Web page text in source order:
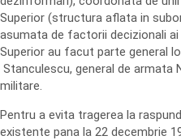
Superior (structura aflata in
asumata de factorii decizionali ai
Superior au facut parte general
Stanculescu, general de armata
militare.
Pentru a evita tragerea la
existente pana la 22 decembrie